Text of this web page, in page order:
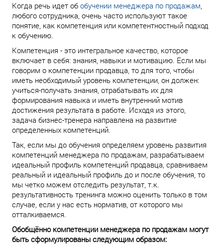
Когда речь идет об обучении менеджера по продажам,
любого сотрудника, очень часто используют такое
понятие, как компетенция или компетентностный подход
к обучению.
Компетенция - это интегральное качество, которое
включает в себя: знания, навыки и мотивацию. Если мы
говорим о компетенции продавца, то для того, чтобы
иметь необходимый уровень компетенции, он должен:
учиться-получать знания, отрабатывать их для
формирования навыка и иметь внутренний мотив
достижения результата в работе. Исходя из этого,
задача бизнес-тренера направлена на развитие
определенных компетенций.
Так, если мы до обучения определяем уровень развития
компетенций менеджера по продажам, разрабатываем
идеальный профиль компетенций продавца, сравниваем
реальный и идеальный профиль до и после обучения, то
мы четко можем отследить результат, т.к.
результативность тренинга можно оценить только в том
случае, если у нас есть норматив, от которого мы
отталкиваемся.
Обобщённо компетенции менеджера по продажам могут
быть сформулированы следующим образом: